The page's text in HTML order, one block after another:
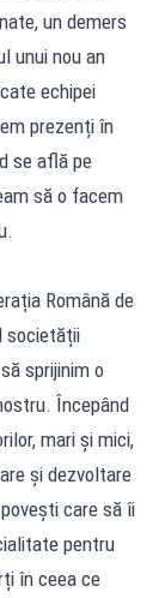
un demers
unui nou an
echipei
prezenți în
se află pe
să o facem
Română de
societății
sprijinim o
Începând
mari și mici,
și dezvoltare
care să îi
pentru
în ceea ce